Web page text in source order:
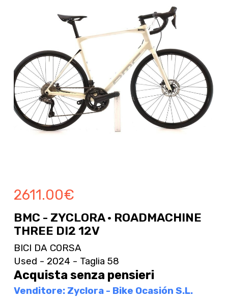
2611.00€
BMC - ZYCLORA · ROADMACHINE
THREE DI2 12V
BICI DA CORSA
Used - 2024 - Taglia 58
Acquista senza pensieri
Venditore: Zyclora - Bike Ocasión S.L.